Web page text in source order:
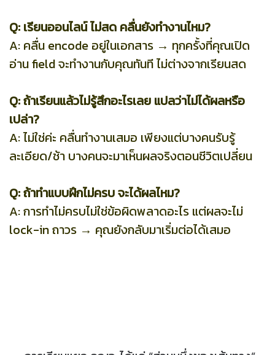
Q: เรียนออนไลน์ ไม่สด คลื่นยังทำงานไหม?
A: คลื่น encode อยู่ในเอกสาร → ทุกครั้งที่คุณเปิด
อ่าน field จะทำงานกับคุณทันที ไม่ต่างจากเรียนสด
Q: ถ้าเรียนแล้วไม่รู้สึกอะไรเลย แปลว่าไม่ได้ผลหรือ
เปล่า?
A: ไม่ใช่ค่ะ คลื่นทำงานเสมอ เพียงแต่บางคนรับรู้
ละเอียด/ช้า บางคนจะมาเห็นผลจริงตอนชีวิตเปลี่ยน
Q: ถ้าทำแบบฝึกไม่ครบ จะได้ผลไหม?
A: การทำไม่ครบไม่ใช่ข้อผิดพลาดอะไร แต่ผลจะไม่
lock-in ถาวร → คุณยังกลับมาเริ่มต่อได้เสมอ